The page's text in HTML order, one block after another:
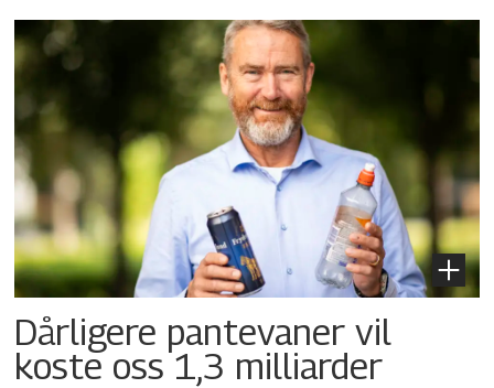
Dårligere pantevaner vil
koste oss 1,3 milliarder